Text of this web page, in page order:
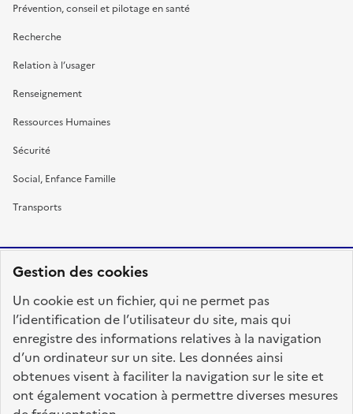
Gestion des cookies
Un cookie est un fichier, qui ne permet pas
l’identification de l’utilisateur du site, mais qui
enregistre des informations relatives à la navigation
d’un ordinateur sur un site. Les données ainsi
obtenues visent à faciliter la navigation sur le site et
ont également vocation à permettre diverses mesures
Prévention, conseil et pilotage en santé
Recherche
Relation à l’usager
Renseignement
Ressources Humaines
Sécurité
Social, Enfance Famille
Transports
FRANÇAISE
fonction-publique.gouv.fr
legifrance.gouv.fr